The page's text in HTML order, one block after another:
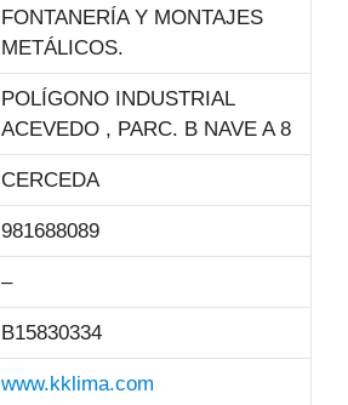
FONTANERÍA Y MONTAJES
METÁLICOS.
POLÍGONO INDUSTRIAL
ACEVEDO , PARC. B NAVE A 8
CERCEDA
981688089
–
B15830334
www.kklima.com